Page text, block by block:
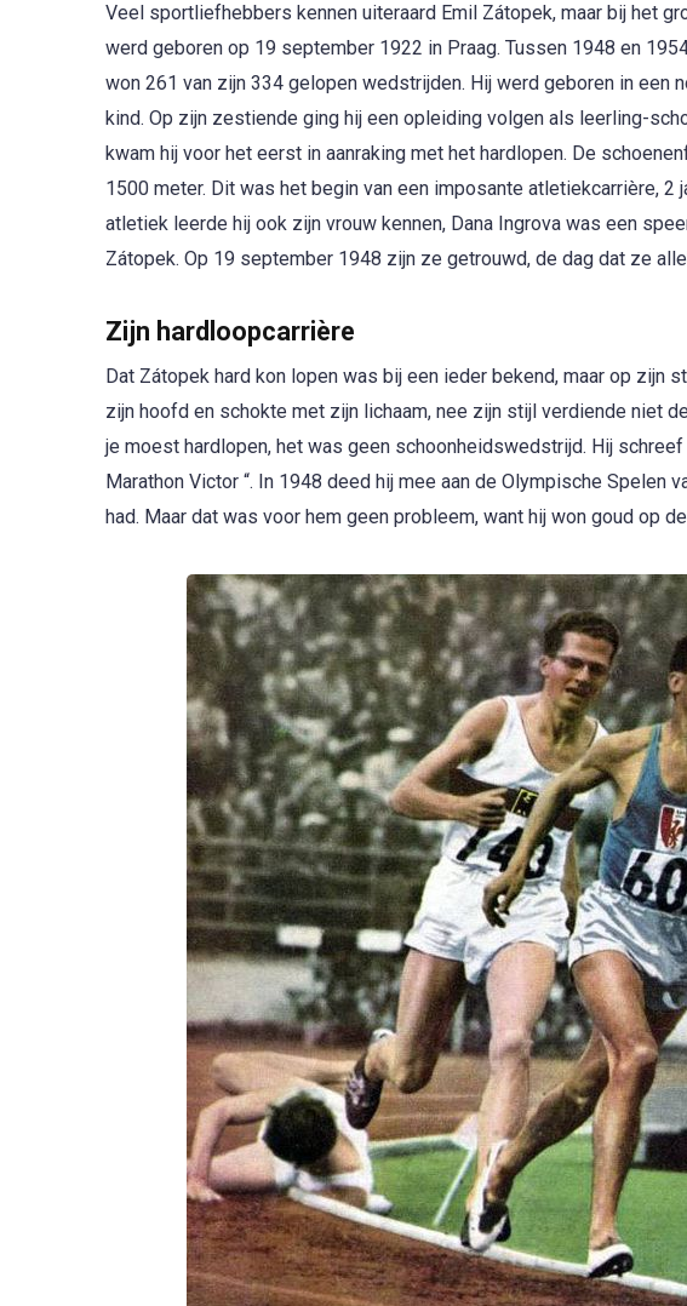
Veel sportliefhebbers kennen uiteraard Emil Zátopek, maar bij het
werd geboren op 19 september 1922 in Praag. Tussen 1948 en
won 261 van zijn 334 gelopen wedstrijden. Hij werd geboren in een
kind. Op zijn zestiende ging hij een opleiding volgen als leerling-
kwam hij voor het eerst in aanraking met het hardlopen. De
1500 meter. Dit was het begin van een imposante atletiekcarrière,
atletiek leerde hij ook zijn vrouw kennen, Dana Ingrova was een
Zátopek. Op 19 september 1948 zijn ze getrouwd, de dag dat ze
Zijn hardloopcarrière
Dat Zátopek hard kon lopen was bij een ieder bekend, maar op zijn
zijn hoofd en schokte met zijn lichaam, nee zijn stijl verdiende niet
je moest hardlopen, het was geen schoonheidswedstrijd. Hij
Marathon Victor “. In 1948 deed hij mee aan de Olympische Spelen
had. Maar dat was voor hem geen probleem, want hij won goud op